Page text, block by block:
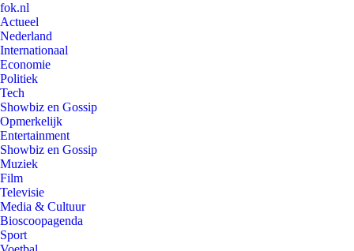
fok.nl
Actueel
Nederland
Internationaal
Economie
Politiek
Tech
Showbiz en Gossip
Opmerkelijk
Entertainment
Showbiz en Gossip
Muziek
Film
Televisie
Media & Cultuur
Bioscoopagenda
Sport